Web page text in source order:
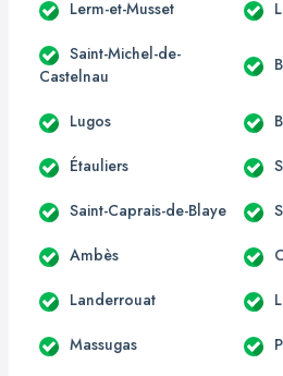
Lerm-et-Musset
Saint-Michel-de-
Castelnau
Lugos
Étauliers
Saint-Caprais-de-Blaye
Ambès
Landerrouat
Massugas